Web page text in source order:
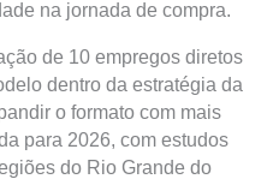
na jornada de compra.
de 10 empregos diretos
dentro da estratégia da
o formato com mais
para 2026, com estudos
do Rio Grande do